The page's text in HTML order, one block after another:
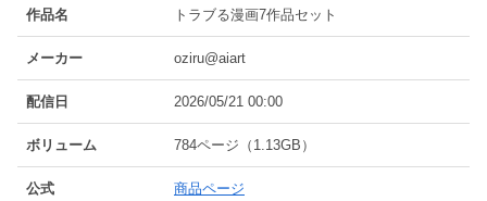
作品名 トラブる漫画7作品セット
メーカー oziru@aiart
配信日 2026/05/21 00:00
ボリューム 784ページ（1.13GB）
公式 商品ページ